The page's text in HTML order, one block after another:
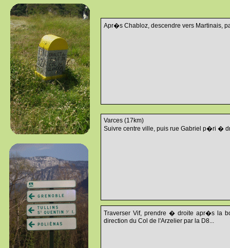
Apr�s Chabloz, descendre vers Martinais,
Varces (17km)
Suivre centre ville, puis rue Gabriel p�ri �
Traverser Vif, prendre � droite apr�s la
direction du Col de l'Arzelier par la D8...